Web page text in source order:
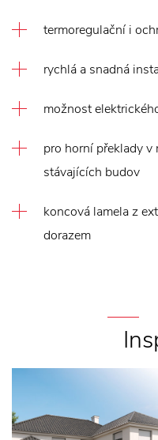
termoregulační i
rychlá a snadná
možnost
pro horní překlady
stávajících budov
koncová lamela z
dorazem